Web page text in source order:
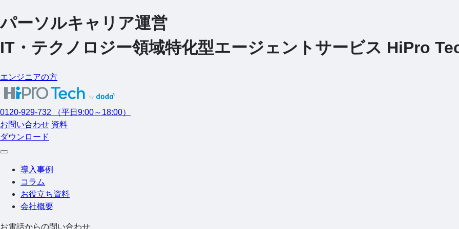
パーソルキャリア運営
IT ・ テクノロジー領域特化型エージェントサービス HiPro
エンジニアの方
0120-929-732
（平日9:00～18:00）
お問い合わせ 資料
ダウンロード
導入事例
コラム
お役立ち資料
会社概要
お電話からの問い合わせ